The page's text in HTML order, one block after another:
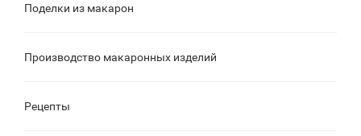
Поделки из макарон
Производство макаронных изделий
Рецепты